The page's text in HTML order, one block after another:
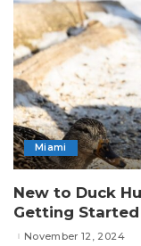
Miami
New to Duck
Getting Started
November 12, 2024